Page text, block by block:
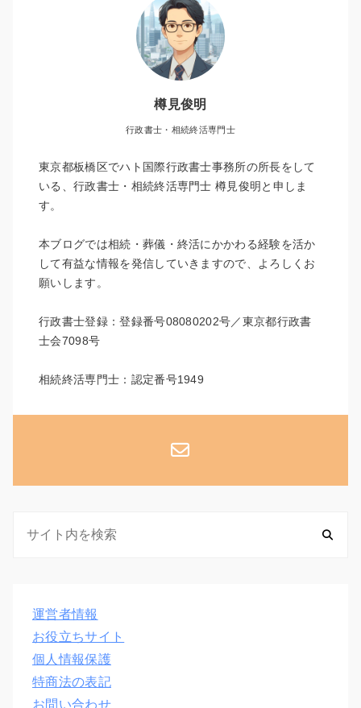
樽見俊明
行政書士・相続終活専門士
東京都板橋区でハト国際行政書士事務所の所長をして
いる、行政書士・相続終活専門士 樽見俊明と申しま
す。
本ブログでは相続・葬儀・終活にかかわる経験を活か
して有益な情報を発信していきますので、よろしくお
願いします。
行政書士登録：登録番号08080202号／東京都行政書
士会7098号
相続終活専門士：認定番号1949
運営者情報
お役立ちサイト
個人情報保護
特商法の表記
お問い合わせ